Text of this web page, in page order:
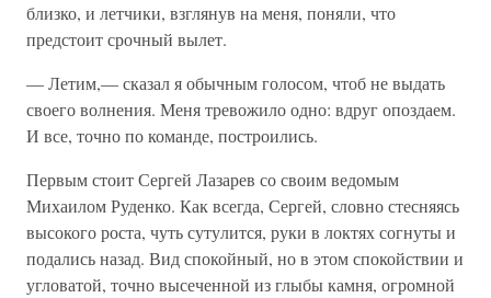
близко, и летчики, взглянув на меня, поняли, что
предстоит срочный вылет.
— Летим,— сказал я обычным голосом, чтоб не выдать
своего волнения. Меня тревожило одно: вдруг опоздаем.
И все, точно по команде, построились.
Первым стоит Сергей Лазарев со своим ведомым
Михаилом Руденко. Как всегда, Сергей, словно стесняясь
высокого роста, чуть суту­лится, руки в локтях согнуты и
подались назад. Вид спокойный, но в этом спокойствии и
угловатой, точно высеченной из глыбы камня, огромной